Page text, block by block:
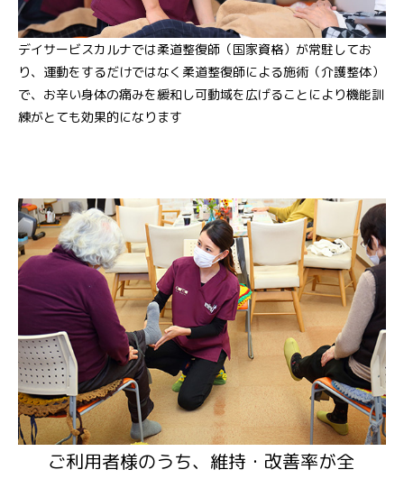
デイサービスカルナでは柔道整復師（国家資格）が常駐してお
り、運動をするだけではなく柔道整復師による施術（介護整体）
で、お辛い身体の痛みを緩和し可動域を広げることにより機能訓
練がとても効果的になります
ご利用者様のうち、維持・改善率が全